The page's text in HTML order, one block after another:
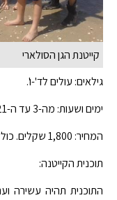
קייטנת הגן הסולארי
גילאים: עולים לד'-ו'.
ימים ושעות: מה-3 עד ה-21 ליולי, מ-8:00 עד 13:30 או 16:00 לפי בחירה.
המחיר: 1,800 שקלים. כולל ארוחות צמחוניות ובריאותיות.
תוכנית הקייטנה:
התוכנית תהיה עשירה